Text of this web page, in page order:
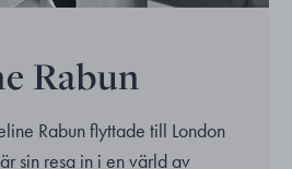
Rabun
Rabun flyttade till London
sin resa in i en värld av